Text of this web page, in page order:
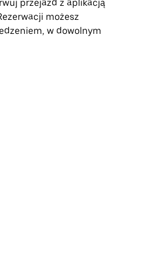
przejazd z aplikacją
możesz
w dowolnym